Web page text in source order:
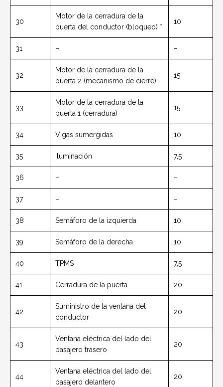
30
Motor de la cerradura de la
puerta del conductor (bloqueo) *
10
31 – –
32
Motor de la cerradura de la
puerta 2 (mecanismo de cierre)
15
33
Motor de la cerradura de la
puerta 1 (cerradura)
15
34 Vigas sumergidas 10
35 Iluminación 7,5
36 – –
37 – –
38 Semáforo de la izquierda 10
39 Semáforo de la derecha 10
40 TPMS 7,5
41 Cerradura de la puerta 20
42
Suministro de la ventana del
conductor
20
43
Ventana eléctrica del lado del
pasajero trasero
20
44
Ventana eléctrica del lado del
pasajero delantero
20